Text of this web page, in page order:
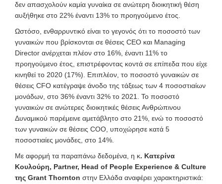
δεν απασχολούν καμία γυναίκα σε ανώτερη διοικητική θέση
αυξήθηκε στο 22% έναντι 13% το προηγούμενο έτος.
Ωστόσο, ενθαρρυντικό είναι το γεγονός ότι το ποσοστό των
γυναικών που βρίσκονται σε θέσεις CEO και Managing
Director ανέρχεται πλέον στο 16%, έναντι 11% το
προηγούμενο έτος, επιστρέφοντας κοντά σε επίπεδα που είχε
κινηθεί το 2020 (17%). Επιπλέον, το ποσοστό γυναικών σε
θέσεις CFO κατέγραψε άνοδο της τάξεως των 4 ποσοστιαίων
μονάδων, στο 36% έναντι 32% το 2021. Το ποσοστό
γυναικών σε ανώτερες διοικητικές θέσεις Ανθρώπινου
Δυναμικού παρέμεινε αμετάβλητο στο 21%, ενώ το ποσοστό
των γυναικών σε θέσεις COO, υποχώρησε κατά 5
ποσοστιαίες μονάδες, στο 14%.
Με αφορμή τα παραπάνω δεδομένα, η κ. Κατερίνα
Κουλούρη, Partner, Head of People Experience & Culture
της Grant Thornton στην Ελλάδα αναφέρει χαρακτηριστικά: